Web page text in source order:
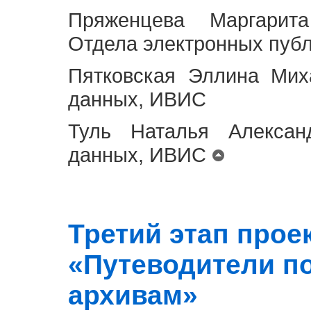
Пряженцева
Отдела электронных
Пятковская Эллина
данных, ИВИС
Туль Наталья
данных, ИВИС
Третий этап
«Путеводители
архивам»